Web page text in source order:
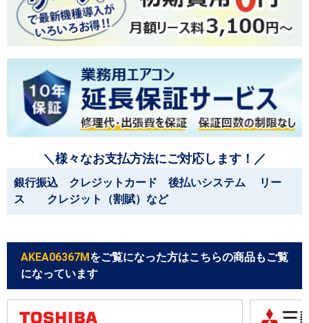
＼様々なお支払方法にご対応します！／
銀行振込 クレジットカード 後払いシステム リー
ス クレジット（割賦）など
AKEA06367M をご覧になった方はこちらの商品もご覧
になっています